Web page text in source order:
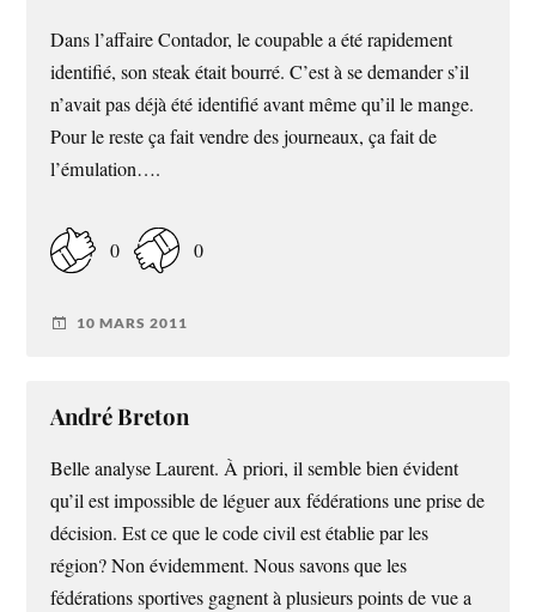
Dans l’affaire Contador, le coupable a été rapidement
identifié, son steak était bourré. C’est à se demander s’il
n’avait pas déjà été identifié avant même qu’il le mange.
Pour le reste ça fait vendre des journeaux, ça fait de
l’émulation….
0 0
10 MARS 2011
André Breton
Belle analyse Laurent. À priori, il semble bien évident
qu’il est impossible de léguer aux fédérations une prise de
décision. Est ce que le code civil est établie par les
région? Non évidemment. Nous savons que les
fédérations sportives gagnent à plusieurs points de vue a